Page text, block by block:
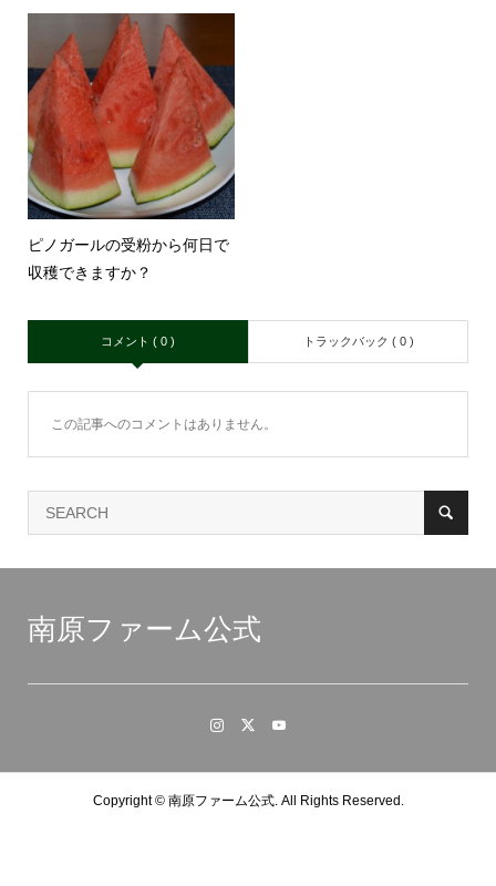
ピノガールの受粉から何日で
収穫できますか？
コメント ( 0 ) トラックバック ( 0 )
この記事へのコメントはありません。
南原ファーム公式
Copyright ©南原ファーム公式. All Rights Reserved.